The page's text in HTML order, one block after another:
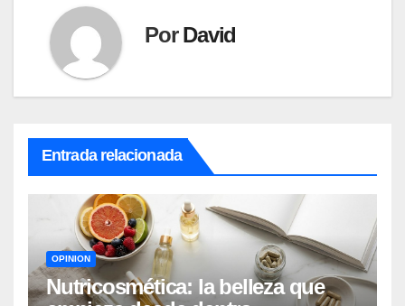
PorDavid
Entrada relacionada
OPINION
Nutricosmética: la belleza que